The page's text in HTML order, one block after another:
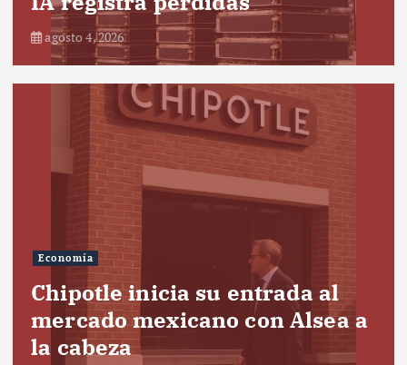
agosto 4, 2026
Economía
Chipotle inicia su entrada al
mercado mexicano con Alsea a
la cabeza